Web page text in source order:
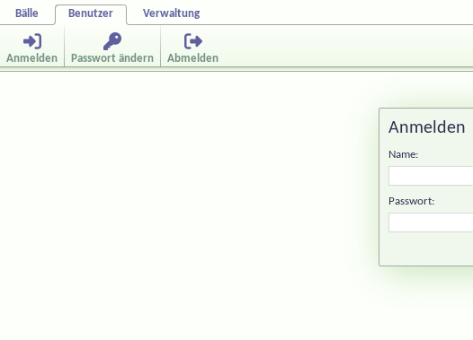
Bälle Benutzer Verwaltung
Anmelden Passwort ändern Abmelden
Anmelden
Name:
Passwort: